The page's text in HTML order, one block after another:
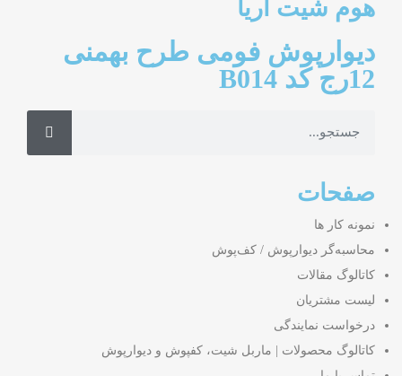
هوم شیت آریا
دیوارپوش فومی طرح بهمنی
12رج کد B014
صفحات
نمونه کار ها
محاسبه‌گر دیوارپوش / کف‌پوش
کاتالوگ مقالات
لیست مشتریان
درخواست نمایندگی
کاتالوگ محصولات | ماربل شیت، کفپوش و دیوارپوش